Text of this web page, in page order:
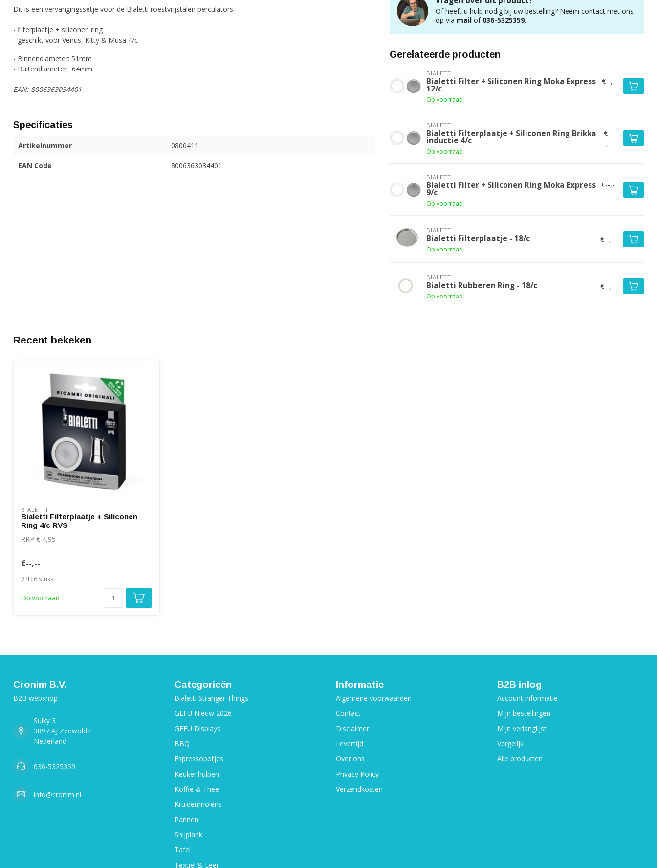
Dit is een vervangingssetje voor de Bialetti roestvrijstalen perculators.
- filterplaatje + siliconen ring
- geschikt voor Venus, Kitty & Musa 4/c
- Binnendiameter: 51mm
- Buitendiameter: 64mm
EAN: 8006363034401
Specificaties
Artikelnummer 0800411
EAN Code 8006363034401
Of heeft u hulp nodig bij uw bestelling? Neem contact met ons
op via mail of 036-5325359.
Gerelateerde producten
BIALETTI
Bialetti Filter + Siliconen Ring Moka Express
12/c
Op voorraad
€--,-
-
BIALETTI
Bialetti Filterplaatje + Siliconen Ring Brikka
inductie 4/c
Op voorraad
€-
-,--
BIALETTI
Bialetti Filter + Siliconen Ring Moka Express
9/c
Op voorraad
€--,-
-
BIALETTI
Bialetti Filterplaatje - 18/c
Op voorraad
€--,--
BIALETTI
Bialetti Rubberen Ring - 18/c
Op voorraad
€--,--
Recent bekeken
BIALETTI
Bialetti Filterplaatje + Siliconen
Ring 4/c RVS
RRP € 4,95
€--,--
VPE: 6 stuks
Op voorraad
Cronim B.V.
B2B webshop
Sulky 3
3897 AJ Zeewolde
Nederland
036-5325359
info@cronim.nl
Categorieën
Bialetti Stranger Things
GEFU Nieuw 2026
GEFU Displays
BBQ
Espressopotjes
Keukenhulpen
Koffie & Thee
Kruidenmolens
Pannen
Snijplank
Tafel
Textiel & Leer
Informatie
Algemene voorwaarden
Contact
Disclaimer
Levertijd
Over ons
Privacy Policy
Verzendkosten
B2B inlog
Account informatie
Mijn bestellingen
Mijn verlanglijst
Vergelijk
Alle producten